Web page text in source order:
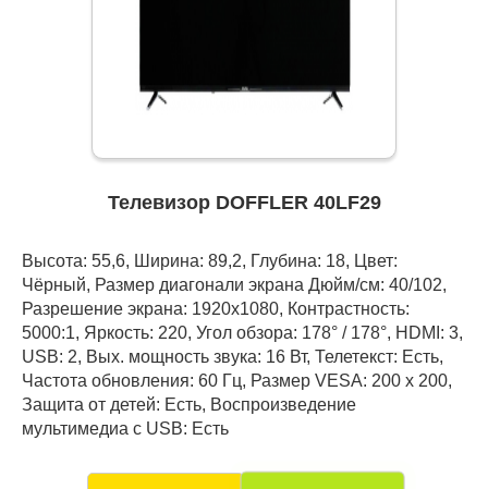
Телевизор DOFFLER 40LF29
Высота: 55,6, Ширина: 89,2, Глубина: 18, Цвет:
Чёрный, Размер диагонали экрана Дюйм/см: 40/102,
Разрешение экрана: 1920x1080, Контрастность:
5000:1, Яркость: 220, Угол обзора: 178° / 178°, HDMI: 3,
USB: 2, Вых. мощность звука: 16 Вт, Телетекст: Есть,
Частота обновления: 60 Гц, Размер VESA: 200 х 200,
Защита от детей: Есть, Воспроизведение
мультимедиа с USB: Есть